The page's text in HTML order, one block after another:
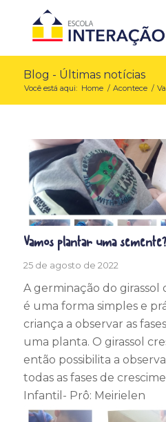
Blog - Últimas notícias
Você está aqui: Home / Acontece /
Vamos plantar uma semente?
25 de agosto de 2022
A germinação do
é uma forma simples e
criança a observar as
uma planta. O girassol
então possibilita a
todas as fases de
Infantil- Prô: Meirielen